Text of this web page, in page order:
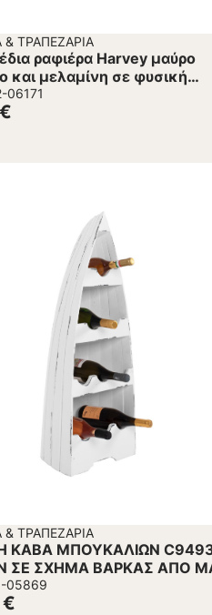
& ΤΡΑΠΕΖΑΡΊΑ
ραφιέρα Harvey μαύρο
και μελαμίνη σε φυσική
33x28x100εκ
06171
€
& ΤΡΑΠΕΖΑΡΊΑ
ΚΑΒΑ ΜΠΟΥΚΑΛΙΩΝ
ΣΕ ΣΧΗΜΑ ΒΑΡΚΑΣ ΑΠΟ
εκ.
05869
€